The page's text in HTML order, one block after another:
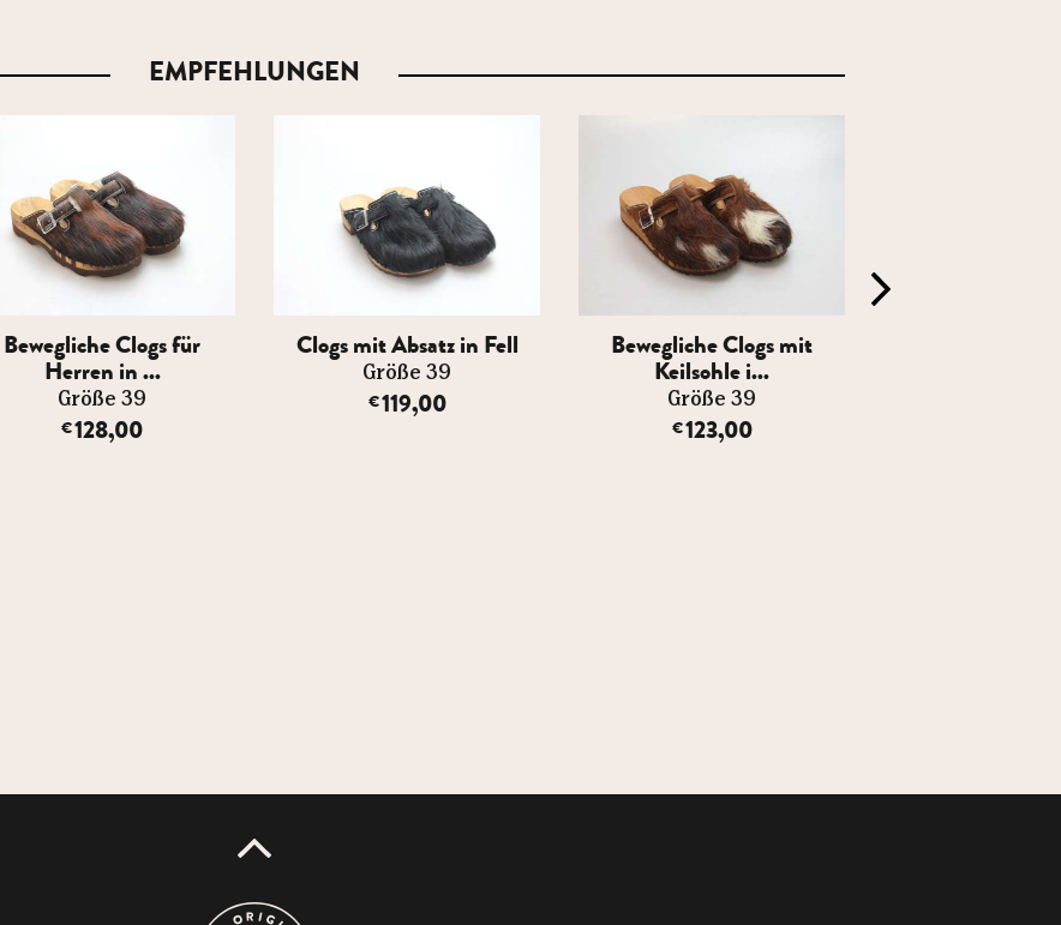
EMPFEHLUNGEN
Bewegliche Clogs für
Herren in ...
Größe 39
€128,00
Clogs mit Absatz in Fell
Größe 39
€119,00
Bewegliche Clogs mit
Keilsohle i...
Größe 39
€123,00